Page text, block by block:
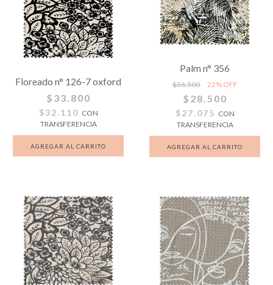
Floreado n° 126-7 oxford
$33.800
$32.110 CON
TRANSFERENCIA
Palm n° 356
$36.500 22% OFF
$28.500
$27.075 CON
TRANSFERENCIA